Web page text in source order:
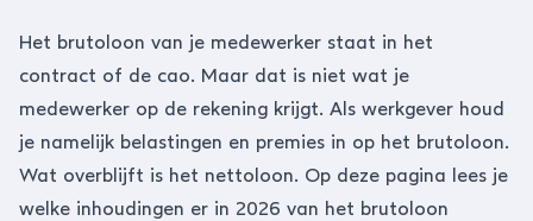
Het brutoloon van je medewerker staat in het
contract of de cao. Maar dat is niet wat je
medewerker op de rekening krijgt. Als werkgever houd
je namelijk belastingen en premies in op het brutoloon.
Wat overblijft is het nettoloon. Op deze pagina lees je
welke inhoudingen er in 2026 van het brutoloon